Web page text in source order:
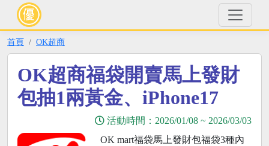
首頁 OK超商
OK超商福袋開賣馬上發財
包抽1兩黃金、iPhone17
活動時間： 2026/01/08 ~ 2026/03/03
OK mart福袋馬上發財包福袋3種內